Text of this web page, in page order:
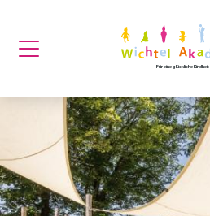
Für eine glückliche Kindheit